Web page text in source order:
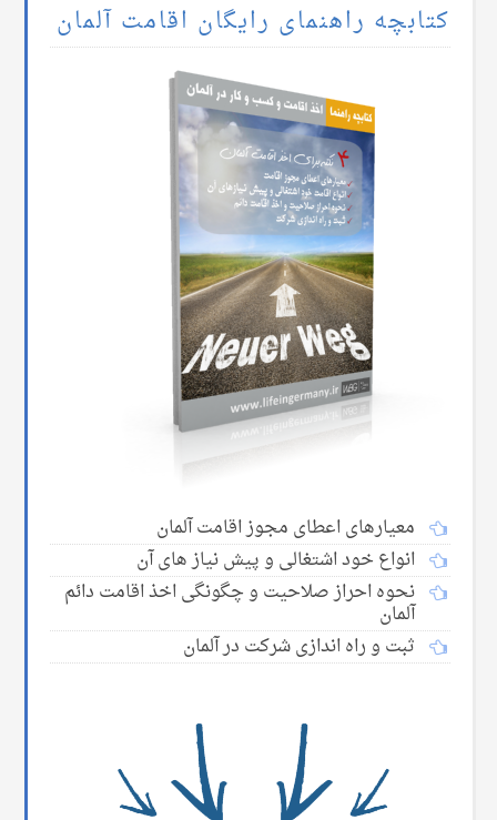
کتابچه راهنمای رایگان اقامت آلمان
معیارهای اعطای مجوز اقامت آلمان
انواع خود اشتغالی و پیش نیاز های آن
نحوه احراز صلاحیت و چگونگی اخذ اقامت دائم
آلمان
ثبت و راه اندازی شرکت در آلمان